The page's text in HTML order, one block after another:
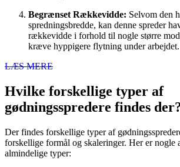
Begrænset Rækkevidde: Selvom den
spredningsbredde, kan denne spreder
rækkevidde i forhold til nogle større
kræve hyppigere flytning under arbejdet.
LÆS MERE
Hvilke forskellige typer af
gødningsspredere findes
Der findes forskellige typer af
forskellige formål og skaleringer. Her er nogle
almindelige typer: